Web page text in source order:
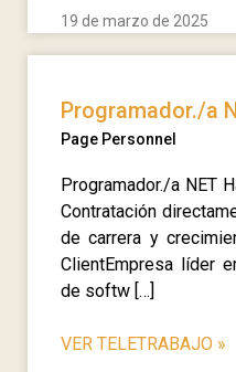
19 de marzo de 2025
Programador./a
Page Personnel
Programador./a NET
Contratación
de carrera y
ClientEmpresa líder
de softw […]
VER TELETRABAJO »